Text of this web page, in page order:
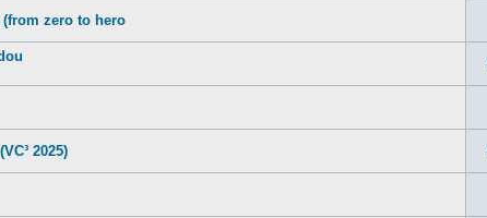
zero to hero
2025)